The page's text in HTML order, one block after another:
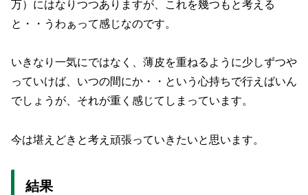
万）にはなりつつありますが、これを幾つもと考える
と・・うわぁって感じなのです。
いきなり一気にではなく、薄皮を重ねるように少しずつや
っていけば、いつの間にか・・という心持ちで行えばいん
でしょうが、それが重く感じてしまっています。
今は堪えどきと考え頑張っていきたいと思います。
結果